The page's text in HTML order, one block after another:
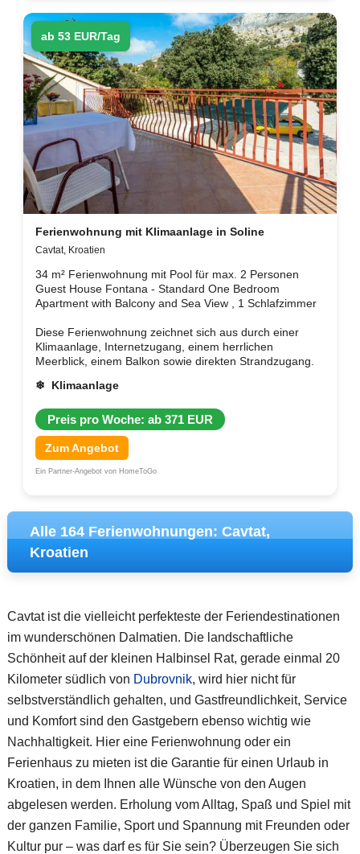
ab 53 EUR/Tag
Ferienwohnung mit Klimaanlage in Soline
Cavtat, Kroatien
34 m² Ferienwohnung mit Pool für max. 2 Personen
Guest House Fontana - Standard One Bedroom
Apartment with Balcony and Sea View , 1 Schlafzimmer
Diese Ferienwohnung zeichnet sich aus durch einer
Klimaanlage, Internetzugang, einem herrlichen
Meerblick, einem Balkon sowie direkten Strandzugang.
❄ Klimaanlage
Preis pro Woche: ab 371 EUR
Zum Angebot
Ein Partner-Angebot von HomeToGo
Alle 164 Ferienwohnungen: Cavtat,
Kroatien
Cavtat ist die vielleicht perfekteste der Feriendestinationen
im wunderschönen Dalmatien. Die landschaftliche
Schönheit auf der kleinen Halbinsel Rat, gerade einmal 20
Kilometer südlich von Dubrovnik, wird hier nicht für
selbstverständlich gehalten, und Gastfreundlichkeit, Service
und Komfort sind den Gastgebern ebenso wichtig wie
Nachhaltigkeit. Hier eine Ferienwohnung oder ein
Ferienhaus zu mieten ist die Garantie für einen Urlaub in
Kroatien, in dem Ihnen alle Wünsche von den Augen
abgelesen werden. Erholung vom Alltag, Spaß und Spiel mit
der ganzen Familie, Sport und Spannung mit Freunden oder
Kultur pur – was darf es für Sie sein? Überzeugen Sie sich